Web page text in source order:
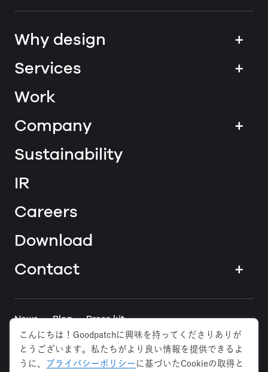
Why design
+
Services
+
Work
Company
+
Sustainability
IR
Careers
Download
Contact
+
News Blog Press kit
Tokyo Osaka Anywhere
こんにちは！Goodpatchに興味を持ってくださりありが
とうございます。私たちがより良い情報を提供できるよ
うに、
プライバシーポリシー に基づいたCookieの取得と